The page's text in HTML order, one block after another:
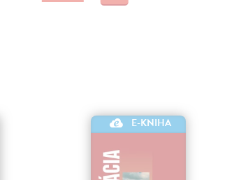
E-KNIHA